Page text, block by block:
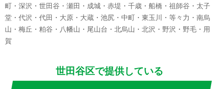
町・深沢・世田谷・瀬田・成城・赤堤・千歳・船橋・祖師谷・太子
堂・代沢・代田・大原・大蔵・池尻・中町・東玉川・等々力・南烏
山・梅丘・粕谷・八幡山・尾山台・北烏山・北沢・野沢・野毛・用
賀
世田谷区で提供している